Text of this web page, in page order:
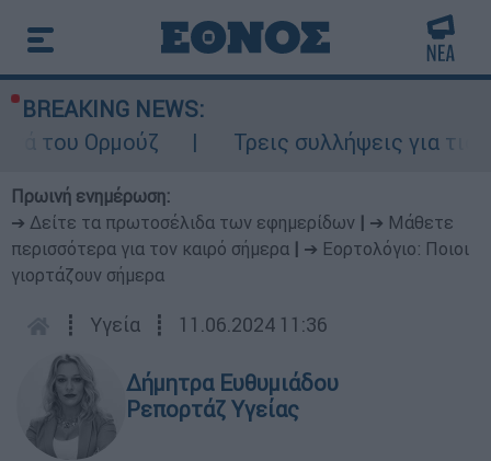
BREAKING NEWS:
Ορμούζ
Τρεις συλλήψεις για τις
Πρωινή ενημέρωση:
➔ Δείτε τα πρωτοσέλιδα των εφημερίδων
➔ Μάθετε
περισσότερα για τον καιρό σήμερα
➔ Εορτολόγιο: Ποιοι
γιορτάζουν σήμερα
┋ Υγεία ┋ 11.06.2024 11:36
Δήμητρα Ευθυμιάδου
Ρεπορτάζ Υγείας